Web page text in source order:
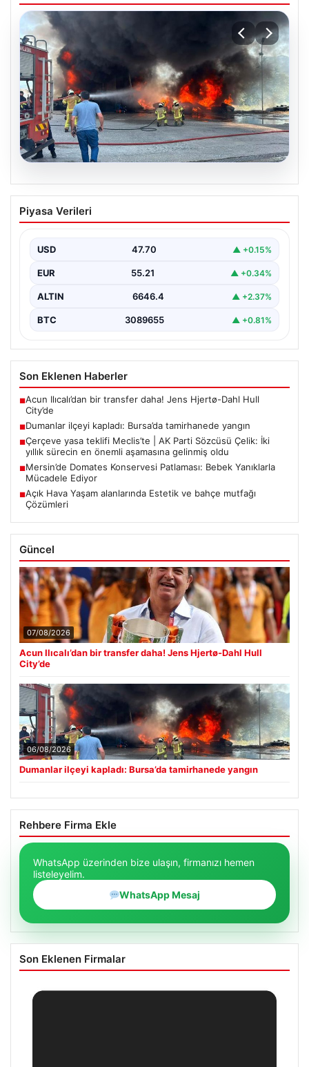
06.08.2026
Dumanlar ilçeyi kapladı: Bursa’da
tamirhanede yangın
Piyasa Verileri
USD 47.70 ▲ +0.15%
EUR 55.21 ▲ +0.34%
ALTIN 6646.4 ▲ +2.37%
BTC 3089655 ▲ +0.81%
Son Eklenen Haberler
■Acun Ilıcalı’dan bir transfer daha! Jens Hjertø-Dahl Hull
City’de
■Dumanlar ilçeyi kapladı: Bursa’da tamirhanede yangın
■Çerçeve yasa teklifi Meclis’te | AK Parti Sözcüsü Çelik: İki
yıllık sürecin en önemli aşamasına gelinmiş oldu
■Mersin’de Domates Konservesi Patlaması: Bebek Yanıklarla
Mücadele Ediyor
■Açık Hava Yaşam alanlarında Estetik ve bahçe mutfağı
Çözümleri
Güncel
07/08/2026
Acun Ilıcalı’dan bir transfer daha! Jens Hjertø-Dahl Hull
City’de
06/08/2026
Dumanlar ilçeyi kapladı: Bursa’da tamirhanede yangın
Rehbere Firma Ekle
WhatsApp üzerinden bize ulaşın, firmanızı hemen
listeleyelim.
WhatsApp Mesaj
Son Eklenen Firmalar